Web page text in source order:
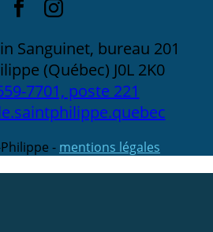
Sanguinet, bureau 201
(Québec) J0L 2K0
7701, poste 221
- mentions légales